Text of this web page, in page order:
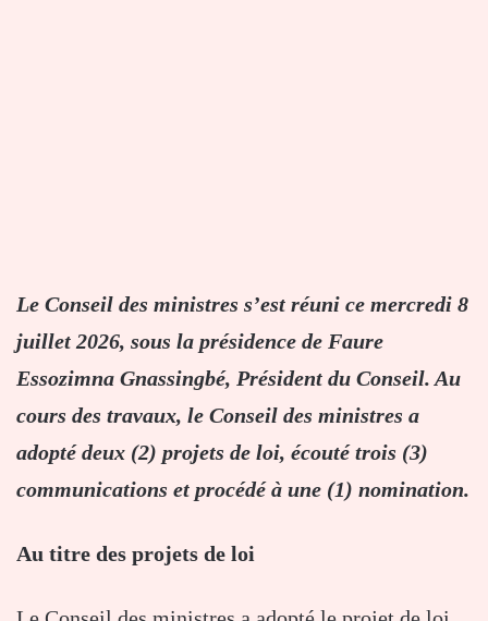
Le Conseil des ministres s’est réuni ce mercredi 8
juillet 2026, sous la présidence de Faure
Essozimna Gnassingbé, Président du Conseil. Au
cours des travaux, le Conseil des ministres a
adopté deux (2) projets de loi, écouté trois (3)
communications et procédé à une (1) nomination.
Au titre des projets de loi